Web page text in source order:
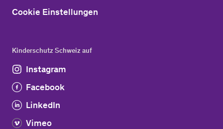
Cookie Einstellungen
Kinderschutz Schweiz auf
Instagram
Facebook
LinkedIn
Vimeo